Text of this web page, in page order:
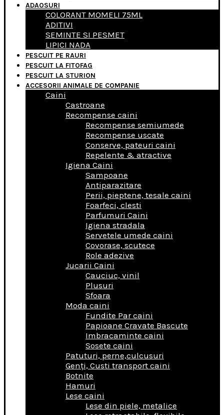
ADAOSURI
COLORANT MOMELI 75ML
ADITIVI
SEMINTE SI PESMET
LIPICI NADA
PESCUIT PE RAURI
PESCUIT LA FITOFAG
PESCUIT LA STURION
ACCESORII ANIMALE DE COMPANIE
Caini
Castroane
Recompense caini
Recompense semiumede
Recompense uscate
Conserve, pateuri caini
Repelente & atractive
Igiena Caini
Sampoane
Antiparazitare
Perii, pieptene, tesale caini
Foarfeci, clesti
Parfumuri Caini
Igiena stradala
Servetele umede caini
Covorase, scutece
Role adezive
Jucarii Caini
Cauciuc, vinil
Plusuri
Sfoara
Moda caini
Fundite Par caini
Papioane Cravate Bascute
Imbracaminte caini
Sosete caini
Patuturi, perne,culcusuri
Genţi, Custi transport caini
Botnite
Hamuri
Lese caini
Lese din piele, metalice